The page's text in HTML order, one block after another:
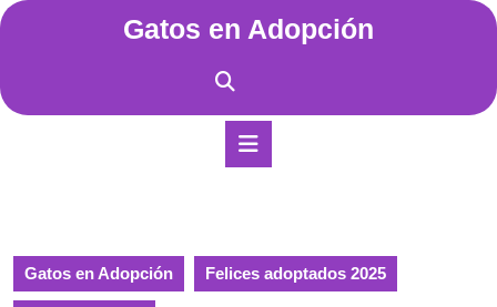
Saltar
Gatos en Adopción
Gatos en Adopción Felices adoptados 2025